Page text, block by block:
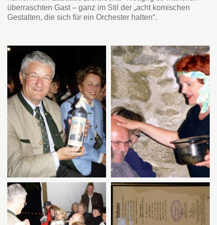
überraschten Gast – ganz im Stil der „acht komischen
Gestalten, die sich für ein Orchester halten“.